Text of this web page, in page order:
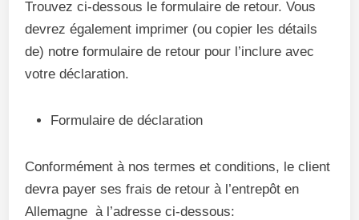
Trouvez ci-dessous le formulaire de retour. Vous
devrez également imprimer (ou copier les détails
de) notre formulaire de retour pour l’inclure avec
votre déclaration.
Formulaire de déclaration
Conformément à nos termes et conditions, le client
devra payer ses frais de retour à l’entrepôt en
Allemagne à l’adresse ci-dessous: